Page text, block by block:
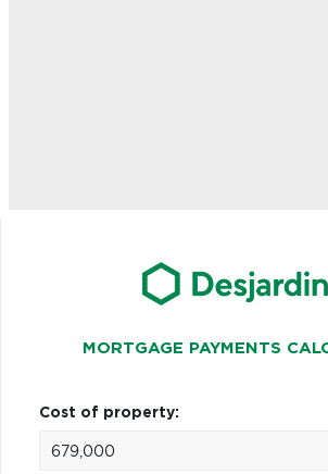
MORTGAGE PAYMENTS
Cost of property: